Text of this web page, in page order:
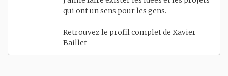
qui ont un sens pour les gens.
Retrouvez le profil complet de Xavier
Baillet